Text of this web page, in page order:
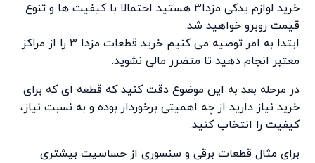
خرید لوازم یدکی مزدا3 هستید احتمالا با کیفیت ها و تنوع
قیمت روبرو خواهید شد.
ابتدا به امر توصیه می کنیم خرید قطعات مزدا 3 را از مراکز
معتبر انجام دهید تا متضرر مالی نشوید.
در مرحله بعد به این موضوع دقت کنید که قطعه ای که برای
خرید نیاز دارید از چه اهمیتی برخوردار بوده و به نسبت نیاز،
کیفیت را انتخاب کنید.
برای مثال قطعات برقی و سنسوری از حساسیت بیشتری